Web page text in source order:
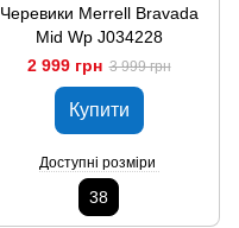
Черевики Merrell Bravada
Mid Wp J034228
2 999 грн 3 999 грн
Купити
Доступні розміри
38